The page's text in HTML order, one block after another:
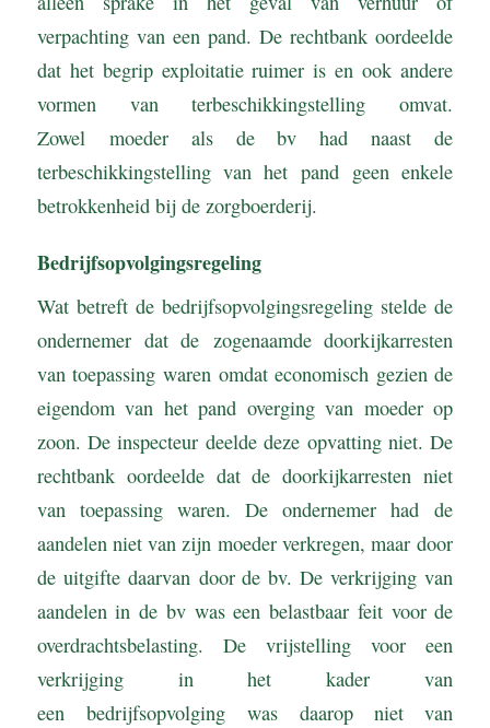
verpachting van een pand. De rechtbank oordeelde
dat het begrip exploitatie ruimer is en ook andere
vormen van terbeschikkingstelling omvat.
Zowel moeder als de bv had naast de
terbeschikkingstelling van het pand geen enkele
betrokkenheid bij de zorgboerderij.
Bedrijfsopvolgingsregeling
Wat betreft de bedrijfsopvolgingsregeling stelde de
ondernemer dat de zogenaamde doorkijkarresten
van toepassing waren omdat economisch gezien de
eigendom van het pand overging van moeder op
zoon. De inspecteur deelde deze opvatting niet. De
rechtbank oordeelde dat de doorkijkarresten niet
van toepassing waren. De ondernemer had de
aandelen niet van zijn moeder verkregen, maar door
de uitgifte daarvan door de bv. De verkrijging van
aandelen in de bv was een belastbaar feit voor de
overdrachtsbelasting. De vrijstelling voor een
verkrijging in het kader van
een bedrijfsopvolging was daarop niet van